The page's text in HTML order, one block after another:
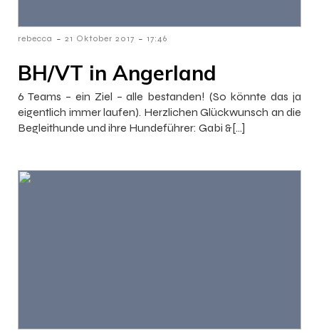
rebecca - 21 Oktober 2017 - 17:46
BH/VT in Angerland
6 Teams – ein Ziel – alle bestanden! (So könnte das ja
eigentlich immer laufen). Herzlichen Glückwunsch an die
Begleithunde und ihre Hundeführer: Gabi &[…]